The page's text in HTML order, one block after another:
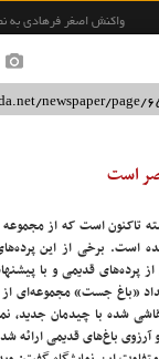
واکنش اصغر فرهادی به
«باغ جست» بازنمایی
صدرنشینی «پیر» ام نایت
برگزاری دوره جامع
4
5
است
تاکنون است که از
است. برخی از این
پرده‌های قدیمی و با
«باغ جست» مجموعه‌ای
شده با چیدمان جدید،
باغ‌های قدیمی ارائه